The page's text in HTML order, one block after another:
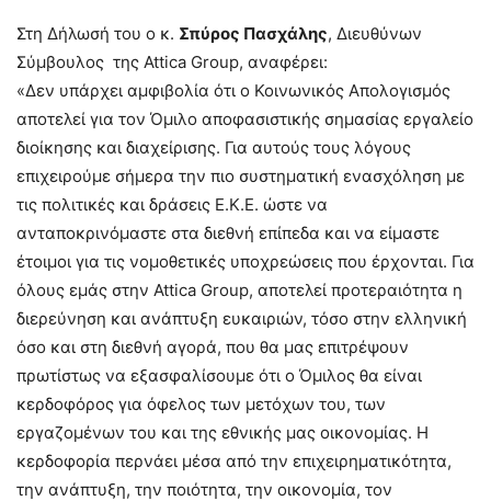
Στη Δήλωσή του ο κ. Σπύρος Πασχάλης, Διευθύνων
Σύμβουλος της Attica Group, αναφέρει:
«Δεν υπάρχει αμφιβολία ότι ο Κοινωνικός Απολογισμός
αποτελεί για τον Όμιλο αποφασιστικής σημασίας εργαλείο
διοίκησης και διαχείρισης. Για αυτούς τους λόγους
επιχειρούμε σήμερα την πιο συστηματική ενασχόληση με
τις πολιτικές και δράσεις Ε.Κ.Ε. ώστε να
ανταποκρινόμαστε στα διεθνή επίπεδα και να είμαστε
έτοιμοι για τις νομοθετικές υποχρεώσεις που έρχονται. Για
όλους εμάς στην Attica Group, αποτελεί προτεραιότητα η
διερεύνηση και ανάπτυξη ευκαιριών, τόσο στην ελληνική
όσο και στη διεθνή αγορά, που θα μας επιτρέψουν
πρωτίστως να εξασφαλίσουμε ότι ο Όμιλος θα είναι
κερδοφόρος για όφελος των μετόχων του, των
εργαζομένων του και της εθνικής μας οικονομίας. Η
κερδοφορία περνάει μέσα από την επιχειρηματικότητα,
την ανάπτυξη, την ποιότητα, την οικονομία, τον